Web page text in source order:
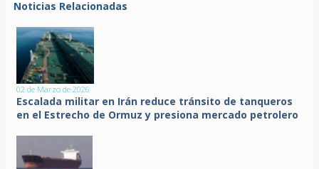
Noticias Relacionadas
02 de Marzo de 2026
Escalada militar en Irán reduce tránsito de tanqueros
en el Estrecho de Ormuz y presiona mercado petrolero